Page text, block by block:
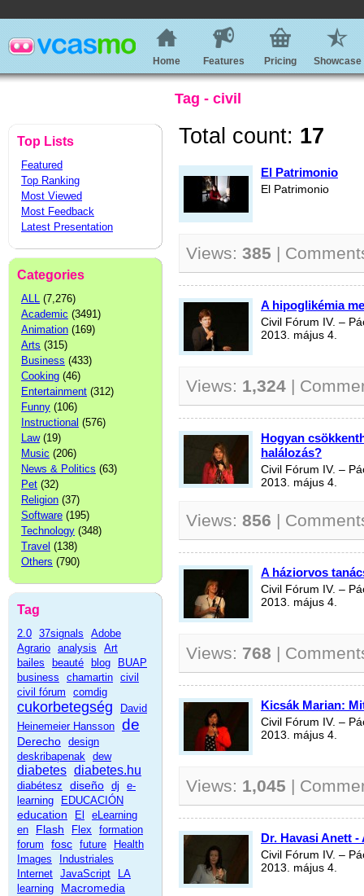
Home Features Pricing Showcase
Tag - civil
Top Lists
Featured
Top Ranking
Most Viewed
Most Feedback
Latest Presentation
Categories
ALL (7,276)
Academic (3491)
Animation (169)
Arts (315)
Business (433)
Cooking (46)
Entertainment (312)
Funny (106)
Instructional (576)
Law(19)
Music (206)
News & Politics (63)
Pet (32)
Religion (37)
Software (195)
Technology (348)
Travel (138)
Others (790)
Tag
2.0 37signals
Adobe
Agrario analysis
Art
bailes
beauté blog
BUAP
business
chamartin civil
civil fórum
comdig
cukorbetegség
David
Heinemeier Hansson de
Derecho design
deskribapenak dew
diabetes diabetes.hu
diabétesz diseño dj
e-
learning
EDUCACIÓN
education El
eLearning
en
Flash Flex
formation
forum
fosc future
Health
Images
Industriales
Internet JavaScript
LA
learning
Macromedia
Total count: 17
El Patrimonio
El Patrimonio
Views: 385 |
A hipoglikémia
Civil Fórum IV. –
2013. május 4.
Views: 1,324 |
Hogyan
halálozás?
Civil Fórum IV. –
2013. május 4.
Views: 856 |
A háziorvos
Civil Fórum IV. –
2013. május 4.
Views: 768 |
Kicsák Marian:
Civil Fórum IV. –
2013. május 4.
Views: 1,045 |
Dr. Havasi Anett
Civil Fórum IV. –
2013. május 4.